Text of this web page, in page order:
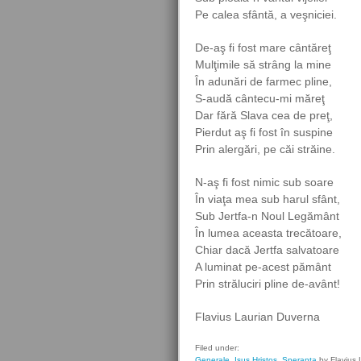
Pe calea sfântă, a veşniciei.
De-aş fi fost mare cântăreţ
Mulţimile să strâng la mine
În adunări de farmec pline,
S-audă cântecu-mi măreţ
Dar fără Slava cea de preţ,
Pierdut aş fi fost în suspine
Prin alergări, pe căi străine.
N-aş fi fost nimic sub soare
În viaţa mea sub harul sfânt,
Sub Jertfa-n Noul Legământ
În lumea aceasta trecătoare,
Chiar dacă Jertfa salvatoare
A luminat pe-acest pământ
Prin străluciri pline de-avânt!
Flavius Laurian Duverna
Filed under: